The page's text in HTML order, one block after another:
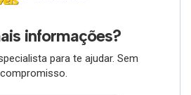
informações?
para te ajudar. Sem
compromisso.